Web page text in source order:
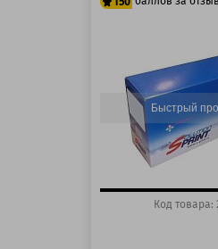
150 баллов
Быстрый
Код товара: